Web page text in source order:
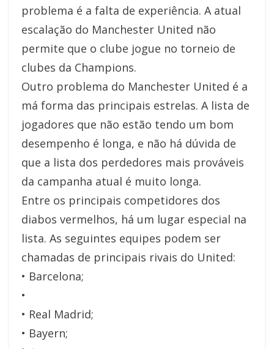
problema é a falta de experiência. A atual
escalação do Manchester United não
permite que o clube jogue no torneio de
clubes da Champions.
Outro problema do Manchester United é a
má forma das principais estrelas. A lista de
jogadores que não estão tendo um bom
desempenho é longa, e não há dúvida de
que a lista dos perdedores mais prováveis
da campanha atual é muito longa.
Entre os principais competidores dos
diabos vermelhos, há um lugar especial na
lista. As seguintes equipes podem ser
chamadas de principais rivais do United:
• Barcelona;
•
• Real Madrid;
• Bayern;